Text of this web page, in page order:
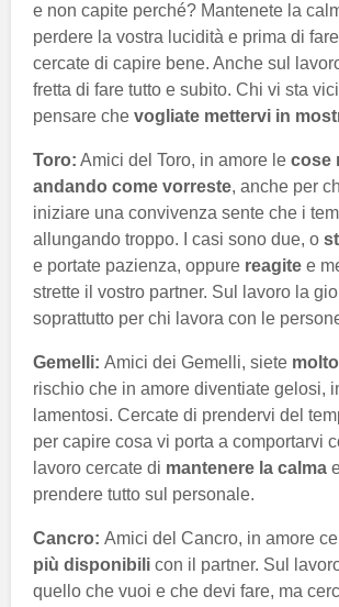
e non capite perché? Mantenete la
perdere la vostra lucidità e prima di
cercate di capire bene. Anche sul
fretta di fare tutto e subito. Chi vi sta
pensare che vogliate mettervi in
Toro: Amici del Toro, in amore le cose
andando come vorreste, anche per
iniziare una convivenza sente che i
allungando troppo. I casi sono due, o
e portate pazienza, oppure reagite e
strette il vostro partner. Sul lavoro la
soprattutto per chi lavora con le
Gemelli: Amici dei Gemelli, siete
rischio che in amore diventiate gelosi,
lamentosi. Cercate di prendervi del
per capire cosa vi porta a comportarvi
lavoro cercate di mantenere la calma
prendere tutto sul personale.
Cancro: Amici del Cancro, in amore
più disponibili con il partner. Sul
quello che vuoi e che devi fare, ma